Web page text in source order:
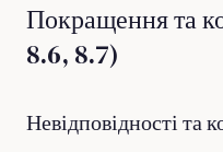
Покращення та
8.6, 8.7)
Невідповідності та